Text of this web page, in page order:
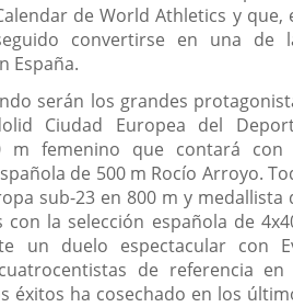
de World Athletics y que,
convertirse en una de
España.
serán los grandes
Ciudad Europea del
m femenino que contará con
de 500 m Rocío Arroyo.
sub-23 en 800 m y medallista
la selección española de
un duelo espectacular con
de referencia en
éxitos ha cosechado en los